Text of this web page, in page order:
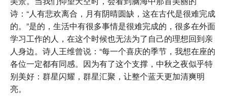
诗：“人有悲欢离合，月有阴晴圆缺，这在古代是很难完成
的。”是的，生活中有很多事情是很难完成的，很多在外面
学习工作的人，在这个时候也无法为了自己的理想回到亲
人身边。诗人王维曾说：“每一个喜庆的季节，我想在座的
各位一定都有同感。因为有了这个支撑，中秋之夜似乎特
别美好：群星闪耀，群星汇聚，让整个蓝天更加清爽明
亮。